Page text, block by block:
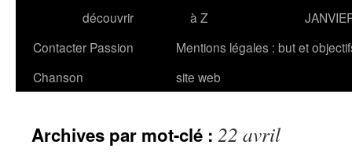
découvrir
à Z
Contacter Passion
Chanson
Mentions légales : but et
site web
Archives par mot-clé : 22 avril